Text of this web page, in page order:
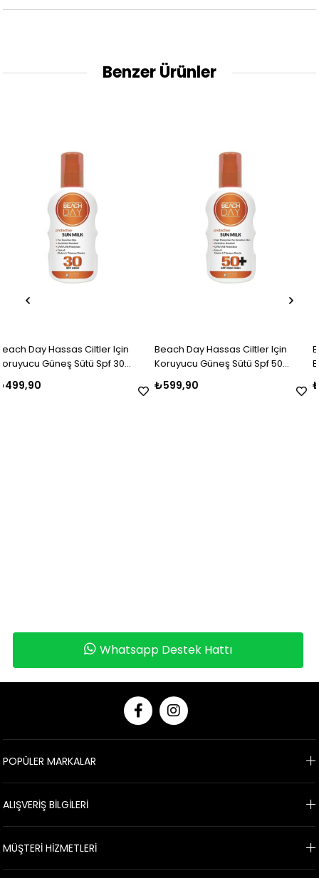
Benzer Ürünler
Için
30
Beach Day Hassas Ciltler Için
Koruyucu Güneş Sütü Spf 50
Beach Day Sun Milk
Babies Spray 150 Ml
Whatsapp Destek Hattı
POPÜLER MARKALAR
ALIŞVERİŞ BİLGİLERİ
MÜŞTERİ HİZMETLERİ